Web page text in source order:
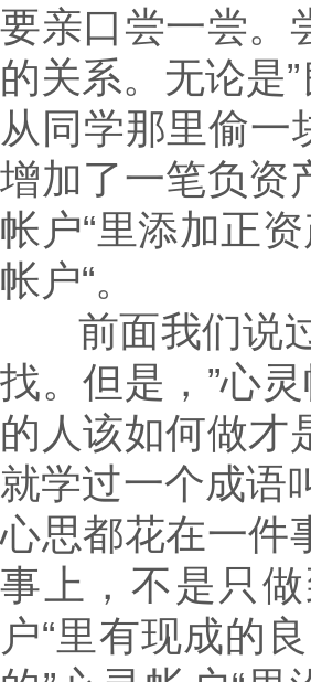
要亲口尝一尝。
的关系。无论是
从同学那里偷一
增加了一笔负资
帐户“里添加正
帐户“。
前面我们说
找。但是，”心
的人该如何做才
就学过一个成语
心思都花在一件
事上，不是只
户“里有现成的